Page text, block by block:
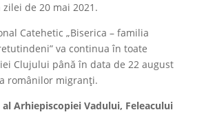
de 20 mai 2021.
Catehetic „Biserica – familia
va continua în toate
Clujului până în data de 22 august
românilor migranți.
Arhiepiscopiei Vadului, Feleacului